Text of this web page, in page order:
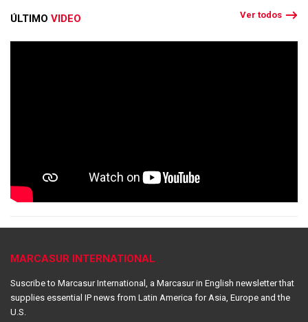
ÚLTIMO VIDEO Ver todos
MARCASUR INTERNATIONAL
Suscribe to Marcasur International, a Marcasur in English newsletter that
supplies essential IP news from Latin America for Asia, Europe and the
U.S.